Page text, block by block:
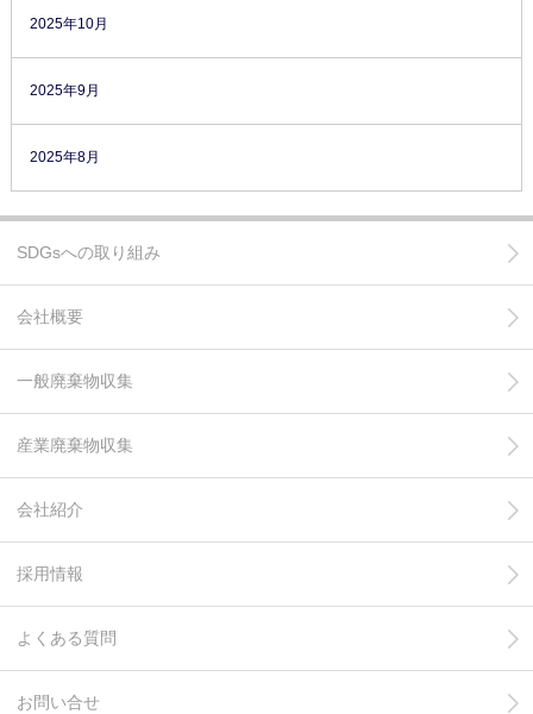
2025年10月
2025年9月
2025年8月
SDGsへの取り組み
会社概要
一般廃棄物収集
産業廃棄物収集
会社紹介
採用情報
よくある質問
お問い合せ